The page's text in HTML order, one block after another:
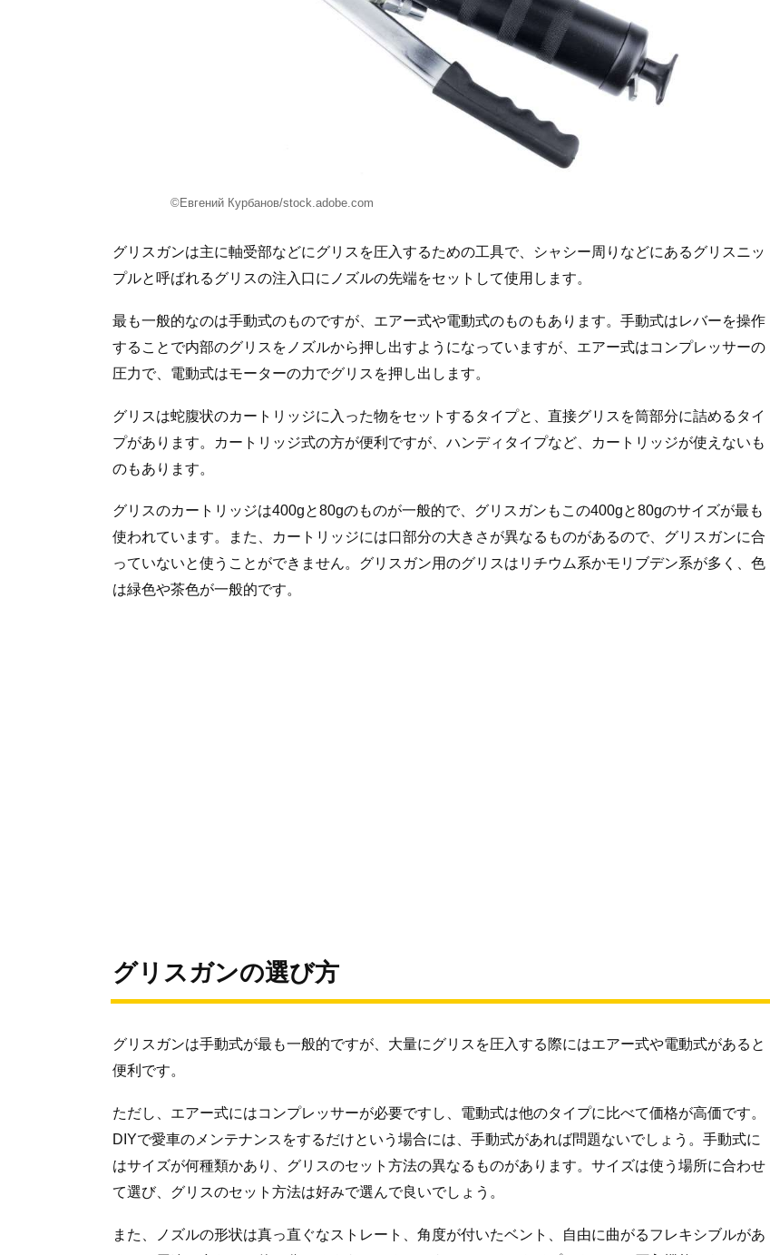
©Евгений Курбанов/stock.adobe.com
グリスガンは主に軸受部などにグリスを圧入するための工具で、シャシー周りなどにあるグリスニッ
プルと呼ばれるグリスの注入口にノズルの先端をセットして使用します。
最も一般的なのは手動式のものですが、エアー式や電動式のものもあります。手動式はレバーを操作
することで内部のグリスをノズルから押し出すようになっていますが、エアー式はコンプレッサーの
圧力で、電動式はモーターの力でグリスを押し出します。
グリスは蛇腹状のカートリッジに入った物をセットするタイプと、直接グリスを筒部分に詰めるタイ
プがあります。カートリッジ式の方が便利ですが、ハンディタイプなど、カートリッジが使えないも
のもあります。
グリスのカートリッジは400gと80gのものが一般的で、グリスガンもこの400gと80gのサイズが最も
使われています。また、カートリッジには口部分の大きさが異なるものがあるので、グリスガンに合
っていないと使うことができません。グリスガン用のグリスはリチウム系かモリブデン系が多く、色
は緑色や茶色が一般的です。
グリスガンの選び方
グリスガンは手動式が最も一般的ですが、大量にグリスを圧入する際にはエアー式や電動式があると
便利です。
ただし、エアー式にはコンプレッサーが必要ですし、電動式は他のタイプに比べて価格が高価です。
DIYで愛車のメンテナンスをするだけという場合には、手動式があれば問題ないでしょう。手動式に
はサイズが何種類かあり、グリスのセット方法の異なるものがあります。サイズは使う場所に合わせ
て選び、グリスのセット方法は好みで選んで良いでしょう。
また、ノズルの形状は真っ直ぐなストレート、角度が付いたベント、自由に曲がるフレキシブルがあ